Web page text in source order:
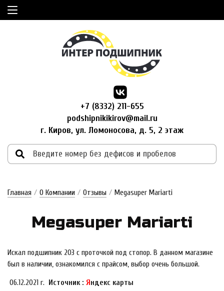
+7 (8332) 211-655
podshipnikikirov@mail.ru
г. Киров, ул. Ломоносова, д. 5, 2 этаж
Главная / О Компании / Отзывы / Megasuper Mariarti
Megasuper Mariarti
Искал подшипник 203 с проточкой под стопор. В данном магазине
был в наличии, ознакомился с прайсом, выбор очень большой.
06.12.2021 г. Источник : Яндекс карты